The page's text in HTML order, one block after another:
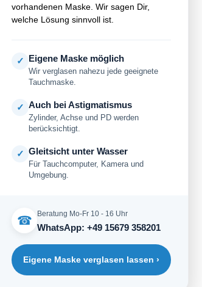
von Polaris reicht von
Unternehmen schnell wachsen lassen.
in Deutschland und
vorhandenen Maske. Wir sagen Dir,
welche Lösung sinnvoll ist.
✓ Eigene Maske möglich
Wir verglasen nahezu jede geeignete
Tauchmaske.
✓ Auch bei Astigmatismus
Zylinder, Achse und PD werden
berücksichtigt.
✓ Gleitsicht unter Wasser
Für Tauchcomputer, Kamera und
Umgebung.
☎
Beratung Mo-Fr 10 - 16 Uhr
WhatsApp: +49 15679 358201
Eigene Maske verglasen lassen ›